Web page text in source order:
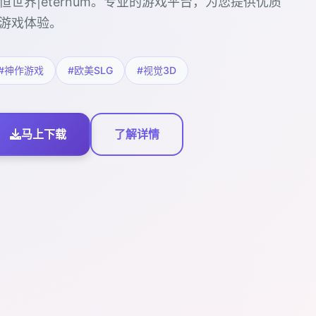
戏体验。
神作游戏 #欧美SLG #视觉3D
马上下载 了解详情